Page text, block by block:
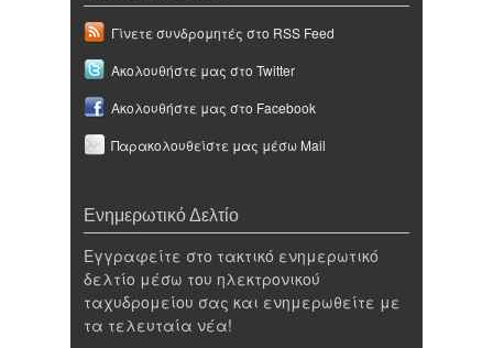
Γίνετε συνδρομητές στο RSS Feed
Ακολουθήστε μας στο Twitter
Ακολουθήστε μας στο Facebook
Παρακολουθείστε μας μέσω Mail
Ενημερωτικό Δελτίο
Εγγραφείτε στο τακτικό ενημερωτικό
δελτίο μέσω του ηλεκτρονικού
ταχυδρομείου σας και ενημερωθείτε με
τα τελευταία νέα!